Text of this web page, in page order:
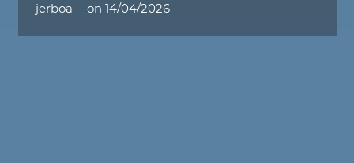
jerboa on 14/04/2026